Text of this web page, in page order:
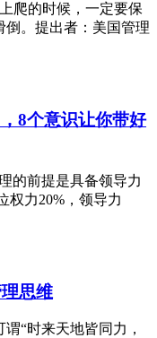
爬的时候，一定要保
。提出者：美国管理
8个意识让你带好
的前提是具备领导力
权力20%，领导力
思维
“时来天地皆同力，